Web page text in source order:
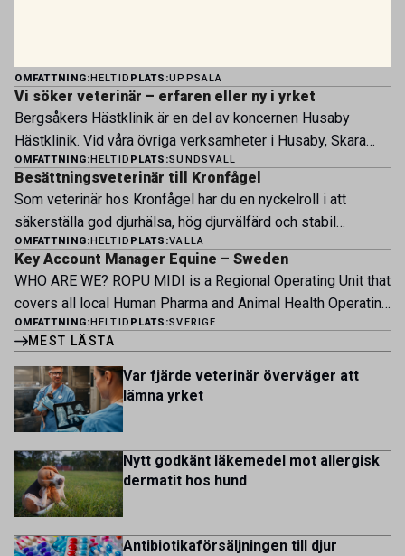
nu sin specialistverksamhet och söker legitimerade
veterinärer med specialistkompetens som vill vara med
och forma vårt nästa kapitel. Hos oss möter du ett
engagerat team, moderna faciliteter och verkliga
möjligheter att bedriva avancerad djursjukvård. Vad vi
erbjuder Särskilt meriterande: […]
OMFATTNING: HELTID PLATS:UPPSALA
Vi söker veterinär – erfaren eller ny i yrket
Bergsåkers Hästklinik är en del av koncernen Husaby
Hästklinik. Vid våra övriga verksamheter i Husaby, Skara
och Bjertorp jobbar idag ett 60-tal medarbetare. Om kliniken
Bergsåkers Hästklinik bedriver veterinärverksamhet i en
modern klinik vid Bergsåkers travbana, Sundsvall. Vi
erbjuder ett mångfasetterat utbud av undersökningar och
behandlingar i välutrustade lokaler. Vi har cirka 7 500
patienter […]
OMFATTNING: HELTID PLATS:SUNDSVALL
Besättningsveterinär till Kronfågel
Som veterinär hos Kronfågel har du en nyckelroll i att
säkerställa god djurhälsa, hög djurvälfärd och stabil
produktion genom hela värdekedjan. Du arbetar nära våra
kontrakterade uppfödare och tillsammans med kollegor
inom produktion, kläckeri, slakt och kvalitet. Rollen präglas
av proaktivt arbete, kunskapsdelning och kontinuerlig
utveckling, där du bidrar till att stärka svensk
OMFATTNING: HELTID PLATS:VALLA
Key Account Manager Equine – Sweden
WHO ARE WE? ROPU MIDI is a Regional Operating Unit that
covers all local Human Pharma and Animal Health Operating
Units across Belgium, Denmark, Norway, Finland, Greece,
Portugal, Sweden, and The Netherlands. MIDI has a
multicultural and diverse work environment. More than
1.800 employees are striving to work together to improve
lives for patients and […]
OMFATTNING: HELTID PLATS:SVERIGE
MEST LÄSTA
Var fjärde veterinär överväger att
lämna yrket
Nytt godkänt läkemedel mot allergisk
dermatit hos hund
Antibiotikaförsäljningen till djur